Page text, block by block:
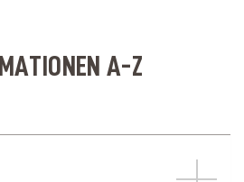
A-Z